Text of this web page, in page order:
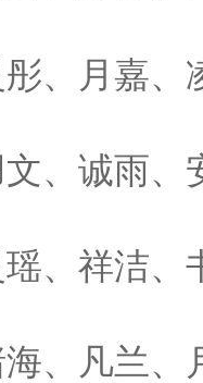
、月嘉、
、诚雨、
、祥洁、
、凡兰、